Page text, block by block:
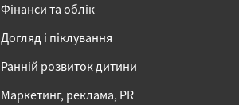
Фінанси та облік
Догляд і піклування
Ранній розвиток дитини
Маркетинг, реклама, PR